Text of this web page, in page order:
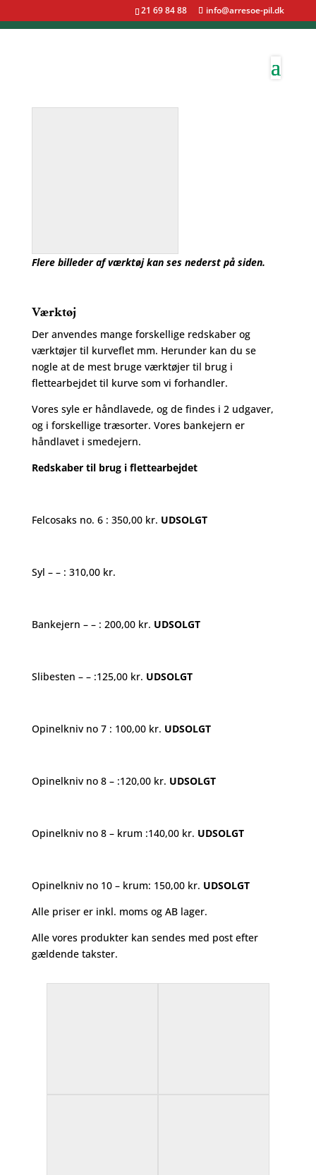
21 69 84 88 info@arresoe-pil.dk
Flere billeder af værktøj kan ses nederst på siden.
Værktøj
Der anvendes mange forskellige redskaber og
værktøjer til kurveflet mm. Herunder kan du se
nogle at de mest bruge værktøjer til brug i
flettearbejdet til kurve som vi forhandler.
Vores syle er håndlavede, og de findes i 2 udgaver,
og i forskellige træsorter. Vores bankejern er
håndlavet i smedejern.
Redskaber til brug i flettearbejdet
Felcosaks no. 6 : 350,00 kr. UDSOLGT
Syl – – : 310,00 kr.
Bankejern – – : 200,00 kr. UDSOLGT
Slibesten – – :125,00 kr. UDSOLGT
Opinelkniv no 7 : 100,00 kr. UDSOLGT
Opinelkniv no 8 – :120,00 kr. UDSOLGT
Opinelkniv no 8 – krum :140,00 kr. UDSOLGT
Opinelkniv no 10 – krum: 150,00 kr. UDSOLGT
Alle priser er inkl. moms og AB lager.
Alle vores produkter kan sendes med post efter
gældende takster.